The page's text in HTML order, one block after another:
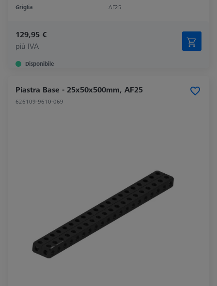
Griglia
AF25
129,95 €
più IVA
Disponibile
Piastra Base - 25x50x500mm, AF25
626109-9610-069